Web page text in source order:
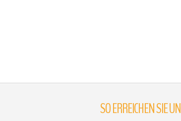
SOERREICHENSIE